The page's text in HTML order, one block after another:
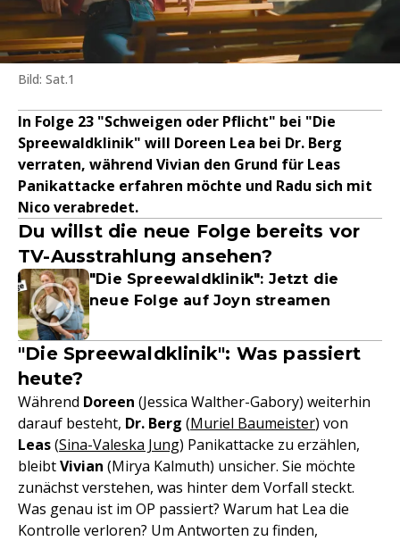
Bild: Sat.1
In Folge 23 "Schweigen oder Pflicht" bei "Die
Spreewaldklinik" will Doreen Lea bei Dr. Berg
verraten, während Vivian den Grund für Leas
Panikattacke erfahren möchte und Radu sich mit
Nico verabredet.
Du willst die neue Folge bereits vor
TV-Ausstrahlung ansehen?
"Die Spreewaldklinik": Jetzt die
neue Folge auf Joyn streamen
"Die Spreewaldklinik": Was passiert
heute?
Während Doreen (Jessica Walther-Gabory) weiterhin
darauf besteht, Dr. Berg (Muriel Baumeister) von
Leas(Sina-Valeska Jung) Panikattacke zu erzählen,
bleibtVivian (Mirya Kalmuth) unsicher. Sie möchte
zunächst verstehen, was hinter dem Vorfall steckt.
Was genau ist im OP passiert? Warum hat Lea die
Kontrolle verloren? Um Antworten zu finden,